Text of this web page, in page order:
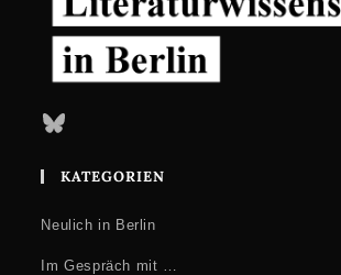
Bluesky
KATEGORIEN
Neulich in Berlin
Im Gespräch mit …